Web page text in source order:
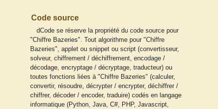
Code source
dCode se réserve la propriété du code source pour
"Chiffre Bazeries". Tout algorithme pour "Chiffre
Bazeries", applet ou snippet ou script (convertisseur,
solveur, chiffrement / déchiffrement, encodage /
décodage, encryptage / décryptage, traducteur) ou
toutes fonctions liées à "Chiffre Bazeries" (calculer,
convertir, résoudre, décrypter / encrypter, déchiffrer /
chiffrer, décoder / encoder, traduire) codés en langage
informatique (Python, Java, C#, PHP, Javascript,